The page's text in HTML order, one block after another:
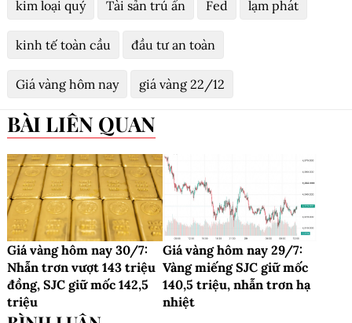
kim loại quý Tài sản trú ẩn Fed lạm phát
kinh tế toàn cầu đầu tư an toàn
Giá vàng hôm nay giá vàng 22/12
BÀI LIÊN QUAN
Giá vàng hôm nay 30/7:
Nhẫn trơn vượt 143 triệu
đồng, SJC giữ mốc 142,5
triệu
Giá vàng hôm nay 29/7:
Vàng miếng SJC giữ mốc
140,5 triệu, nhẫn trơn hạ
nhiệt